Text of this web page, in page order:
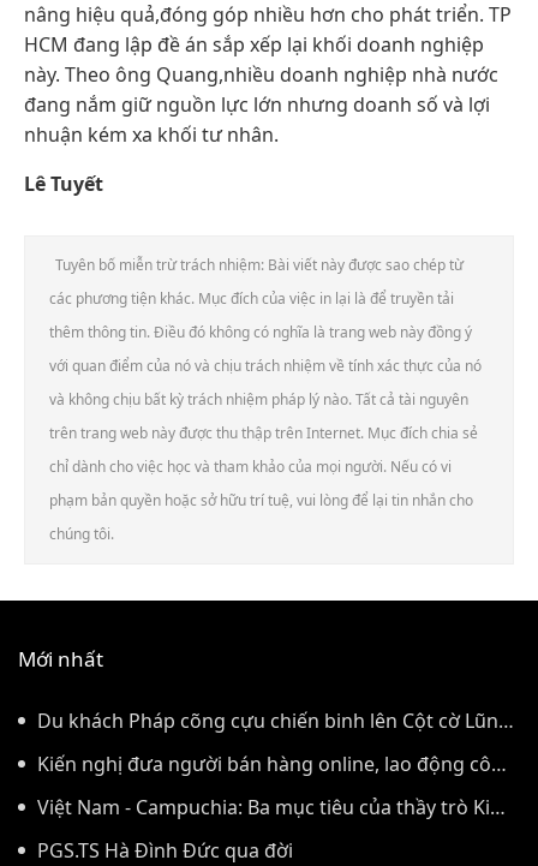
nâng hiệu quả,đóng góp nhiều hơn cho phát triển. TP
HCM đang lập đề án sắp xếp lại khối doanh nghiệp
này. Theo ông Quang,nhiều doanh nghiệp nhà nước
đang nắm giữ nguồn lực lớn nhưng doanh số và lợi
nhuận kém xa khối tư nhân.
Lê Tuyết
Tuyên bố miễn trừ trách nhiệm: Bài viết này được sao chép từ
các phương tiện khác. Mục đích của việc in lại là để truyền tải
thêm thông tin. Điều đó không có nghĩa là trang web này đồng ý
với quan điểm của nó và chịu trách nhiệm về tính xác thực của nó
và không chịu bất kỳ trách nhiệm pháp lý nào. Tất cả tài nguyên
trên trang web này được thu thập trên Internet. Mục đích chia sẻ
chỉ dành cho việc học và tham khảo của mọi người. Nếu có vi
phạm bản quyền hoặc sở hữu trí tuệ, vui lòng để lại tin nhắn cho
chúng tôi.
Mới nhất
Du khách Pháp cõng cựu chiến binh lên Cột cờ Lũng
CúKiến nghị đưa người bán hàng online, lao động công
trình đóng BHXH bắt buộc
Việt Nam - Campuchia: Ba mục tiêu của thầy trò Kim
Sang-sik
PGS.TS Hà Đình Đức qua đời